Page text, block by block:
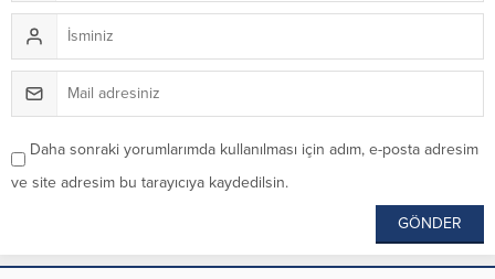
Daha sonraki yorumlarımda kullanılması için adım, e-posta adresim
ve site adresim bu tarayıcıya kaydedilsin.